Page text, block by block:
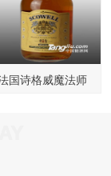
国诗格威魔法师